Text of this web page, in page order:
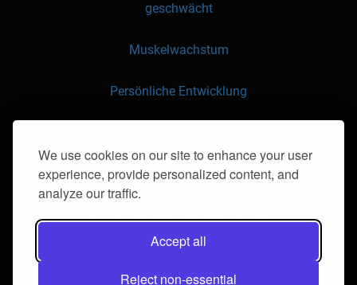
We use cookies on our site to enhance your user
experience, provide personalized content, and
analyze our traffic.
Accept all
Reject non-essential
geschwächt
Muskelwachstum
Persönliche Entwicklung
Kontaktieren Sie uns